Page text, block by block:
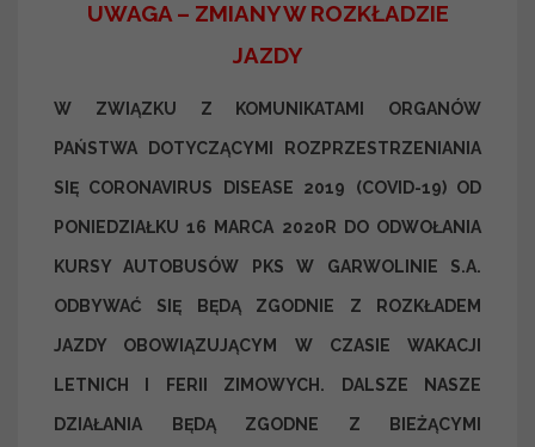
UWAGA – ZMIANY W ROZKŁADZIE
JAZDY
W ZWIĄZKU Z KOMUNIKATAMI ORGANÓW
PAŃSTWA DOTYCZĄCYMI ROZPRZESTRZENIANIA
SIĘ CORONAVIRUS DISEASE 2019 (COVID-19) OD
PONIEDZIAŁKU 16 MARCA 2020R DO ODWOŁANIA
KURSY AUTOBUSÓW PKS W GARWOLINIE S.A.
ODBYWAĆ SIĘ BĘDĄ ZGODNIE Z ROZKŁADEM
JAZDY OBOWIĄZUJĄCYM W CZASIE WAKACJI
LETNICH I FERII ZIMOWYCH. DALSZE NASZE
DZIAŁANIA BĘDĄ ZGODNE Z BIEŻĄCYMI